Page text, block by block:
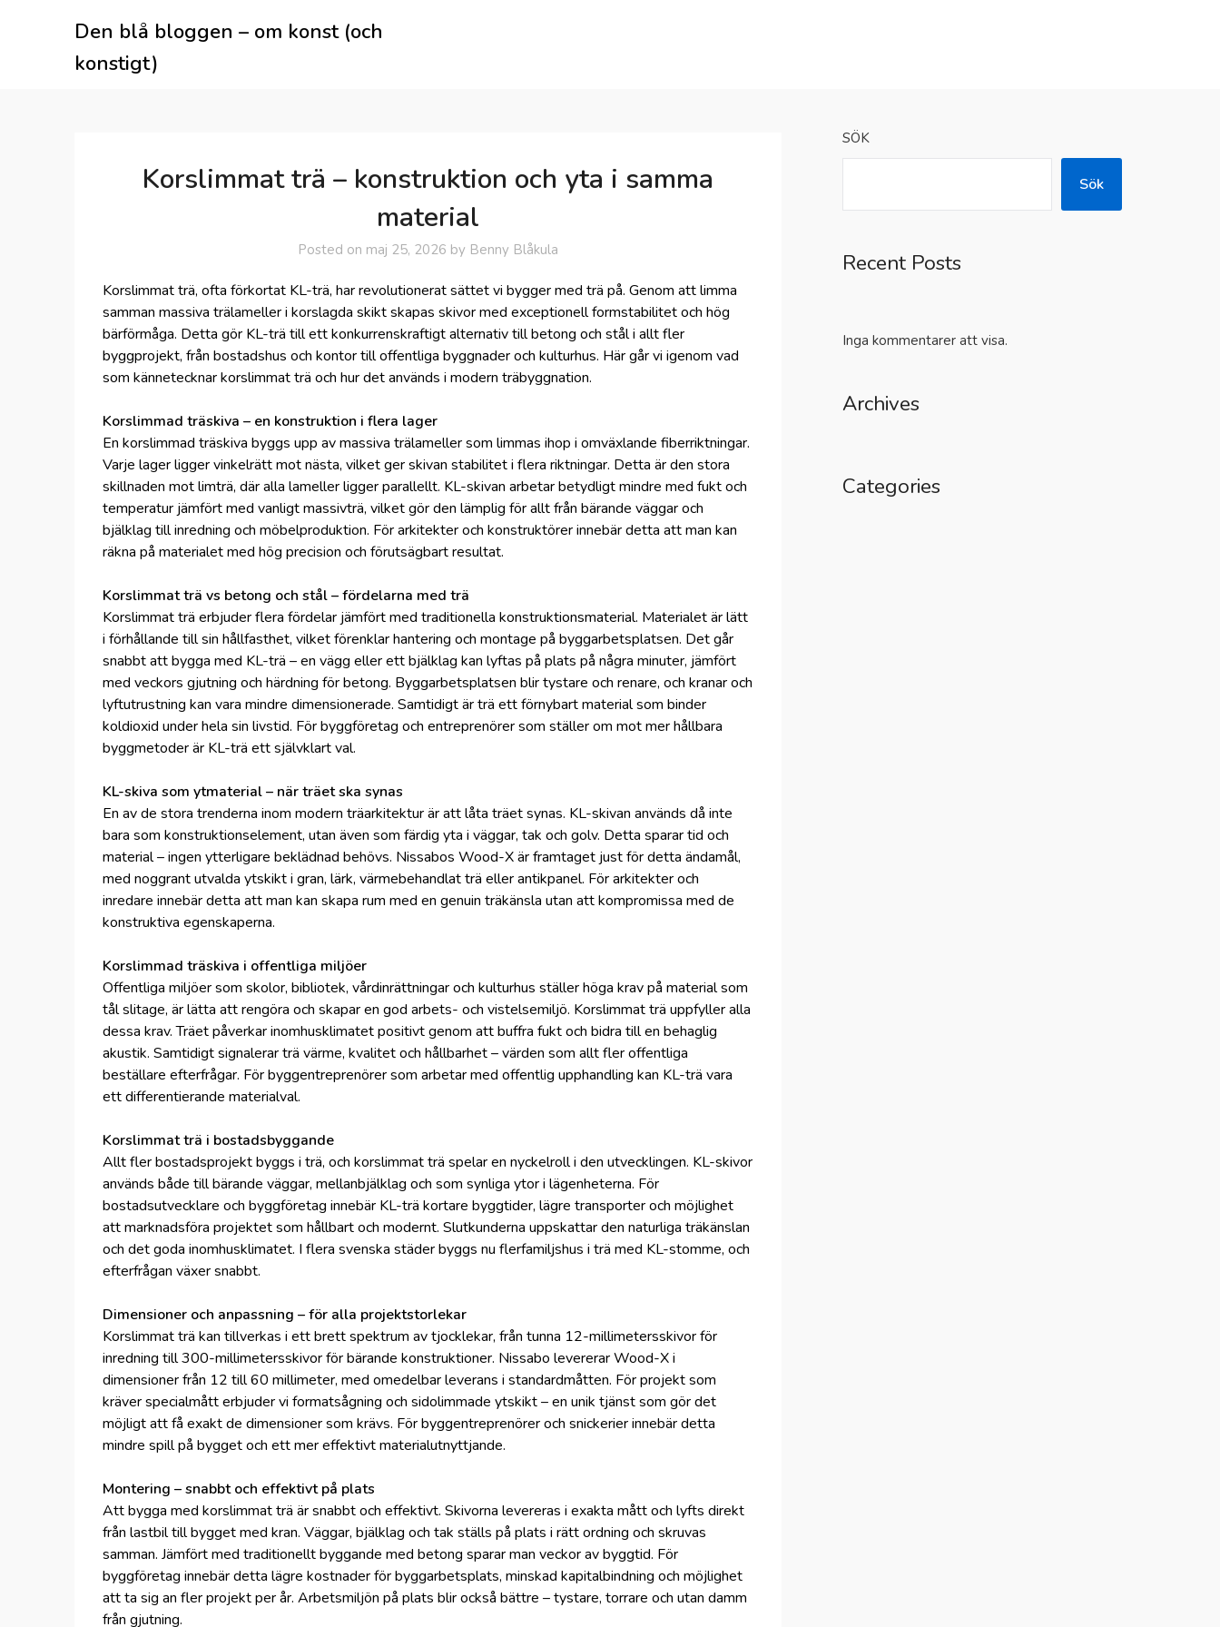
Den blå bloggen – om konst (och
konstigt)
Korslimmat trä – konstruktion och yta i samma
material
Posted on maj 25, 2026 by Benny Blåkula
Korslimmat trä, ofta förkortat KL-trä, har revolutionerat sättet vi bygger med trä på. Genom att limma
samman massiva trälameller i korslagda skikt skapas skivor med exceptionell formstabilitet och hög
bärförmåga. Detta gör KL-trä till ett konkurrenskraftigt alternativ till betong och stål i allt fler
byggprojekt, från bostadshus och kontor till offentliga byggnader och kulturhus. Här går vi igenom vad
som kännetecknar korslimmat trä och hur det används i modern träbyggnation.
Korslimmad träskiva – en konstruktion i flera lager
En korslimmad träskiva byggs upp av massiva trälameller som limmas ihop i omväxlande fiberriktningar.
Varje lager ligger vinkelrätt mot nästa, vilket ger skivan stabilitet i flera riktningar. Detta är den stora
skillnaden mot limträ, där alla lameller ligger parallellt. KL-skivan arbetar betydligt mindre med fukt och
temperatur jämfört med vanligt massivträ, vilket gör den lämplig för allt från bärande väggar och
bjälklag till inredning och möbelproduktion. För arkitekter och konstruktörer innebär detta att man kan
räkna på materialet med hög precision och förutsägbart resultat.
Korslimmat trä vs betong och stål – fördelarna med trä
Korslimmat trä erbjuder flera fördelar jämfört med traditionella konstruktionsmaterial. Materialet är lätt
i förhållande till sin hållfasthet, vilket förenklar hantering och montage på byggarbetsplatsen. Det går
snabbt att bygga med KL-trä – en vägg eller ett bjälklag kan lyftas på plats på några minuter, jämfört
med veckors gjutning och härdning för betong. Byggarbetsplatsen blir tystare och renare, och kranar och
lyftutrustning kan vara mindre dimensionerade. Samtidigt är trä ett förnybart material som binder
koldioxid under hela sin livstid. För byggföretag och entreprenörer som ställer om mot mer hållbara
byggmetoder är KL-trä ett självklart val.
KL-skiva som ytmaterial – när träet ska synas
En av de stora trenderna inom modern träarkitektur är att låta träet synas. KL-skivan används då inte
bara som konstruktionselement, utan även som färdig yta i väggar, tak och golv. Detta sparar tid och
material – ingen ytterligare beklädnad behövs. Nissabos Wood-X är framtaget just för detta ändamål,
med noggrant utvalda ytskikt i gran, lärk, värmebehandlat trä eller antikpanel. För arkitekter och
inredare innebär detta att man kan skapa rum med en genuin träkänsla utan att kompromissa med de
konstruktiva egenskaperna.
Korslimmad träskiva i offentliga miljöer
Offentliga miljöer som skolor, bibliotek, vårdinrättningar och kulturhus ställer höga krav på material som
tål slitage, är lätta att rengöra och skapar en god arbets- och vistelsemiljö. Korslimmat trä uppfyller alla
dessa krav. Träet påverkar inomhusklimatet positivt genom att buffra fukt och bidra till en behaglig
akustik. Samtidigt signalerar trä värme, kvalitet och hållbarhet – värden som allt fler offentliga
beställare efterfrågar. För byggentreprenörer som arbetar med offentlig upphandling kan KL-trä vara
ett differentierande materialval.
Korslimmat trä i bostadsbyggande
Allt fler bostadsprojekt byggs i trä, och korslimmat trä spelar en nyckelroll i den utvecklingen. KL-skivor
används både till bärande väggar, mellanbjälklag och som synliga ytor i lägenheterna. För
bostadsutvecklare och byggföretag innebär KL-trä kortare byggtider, lägre transporter och möjlighet
att marknadsföra projektet som hållbart och modernt. Slutkunderna uppskattar den naturliga träkänslan
och det goda inomhusklimatet. I flera svenska städer byggs nu flerfamiljshus i trä med KL-stomme, och
efterfrågan växer snabbt.
Dimensioner och anpassning – för alla projektstorlekar
Korslimmat trä kan tillverkas i ett brett spektrum av tjocklekar, från tunna 12-millimetersskivor för
inredning till 300-millimetersskivor för bärande konstruktioner. Nissabo levererar Wood-X i
dimensioner från 12 till 60 millimeter, med omedelbar leverans i standardmåtten. För projekt som
kräver specialmått erbjuder vi formatsågning och sidolimmade ytskikt – en unik tjänst som gör det
möjligt att få exakt de dimensioner som krävs. För byggentreprenörer och snickerier innebär detta
mindre spill på bygget och ett mer effektivt materialutnyttjande.
Montering – snabbt och effektivt på plats
Att bygga med korslimmat trä är snabbt och effektivt. Skivorna levereras i exakta mått och lyfts direkt
från lastbil till bygget med kran. Väggar, bjälklag och tak ställs på plats i rätt ordning och skruvas
samman. Jämfört med traditionellt byggande med betong sparar man veckor av byggtid. För
byggföretag innebär detta lägre kostnader för byggarbetsplats, minskad kapitalbindning och möjlighet
att ta sig an fler projekt per år. Arbetsmiljön på plats blir också bättre – tystare, torrare och utan damm
från gjutning.
SÖK
Sök
Recent Posts
Inga kommentarer att visa.
Archives
Categories